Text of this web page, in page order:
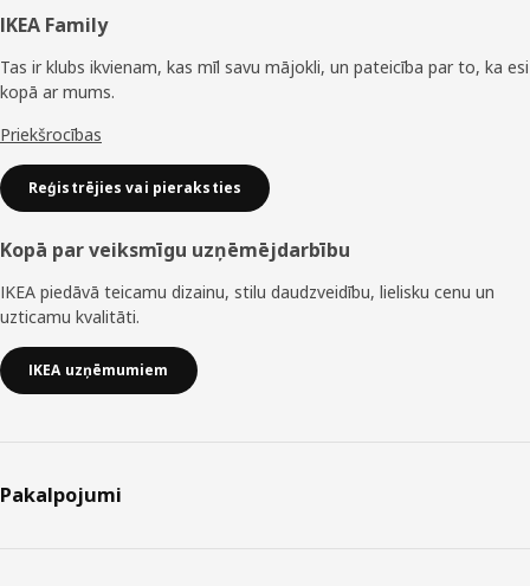
Kājene
IKEA Family
Tas ir klubs ikvienam, kas mīl savu mājokli, un pateicība par to, ka esi
kopā ar mums.
Priekšrocības
Reģistrējies vai pieraksties
Kopā par veiksmīgu uzņēmējdarbību
IKEA piedāvā teicamu dizainu, stilu daudzveidību, lielisku cenu un
uzticamu kvalitāti.
IKEA uzņēmumiem
Pakalpojumi